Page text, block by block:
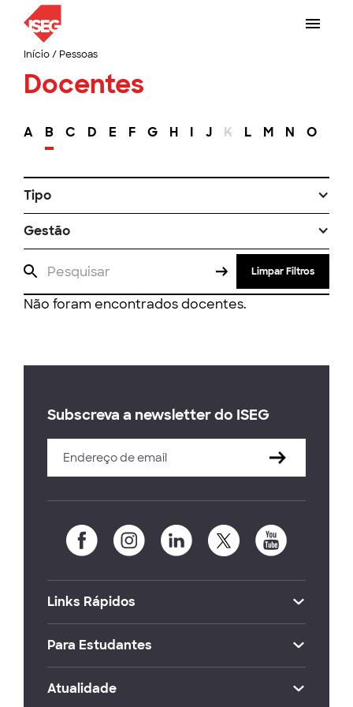
Início/ Pessoas
Docentes
A B C D E F G H I J K L M N O
Tipo
Gestão
Limpar Filtros
Não foram encontrados docentes.
Subscreva a newsletter do ISEG
Links Rápidos
Para Estudantes
Atualidade